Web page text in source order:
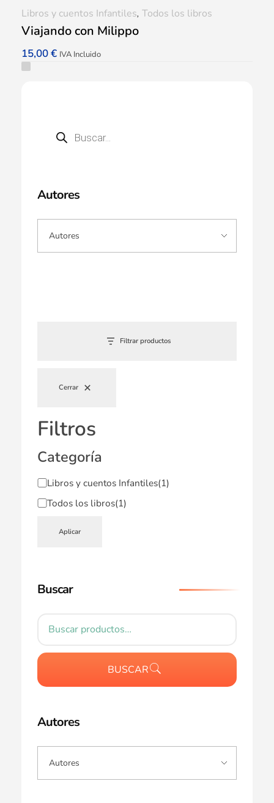
Viajando con Milippo
15,00€ IVA Incluido
Libros y cuentos Infantiles, Todos los libros
Autores
Filtrar productos
Cerrar
Filtros
Categoría
Libros y cuentos Infantiles(1)
Todos los libros(1)
Aplicar
Buscar
BUSCAR
Autores